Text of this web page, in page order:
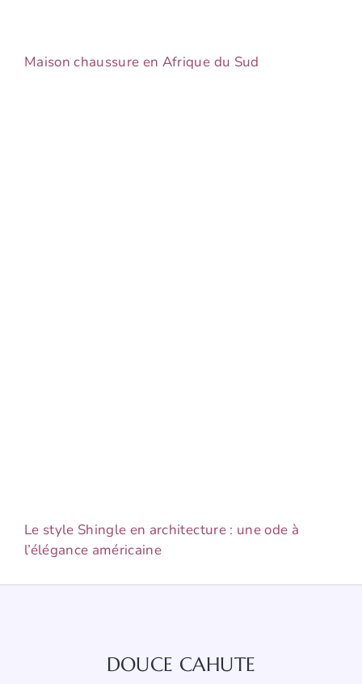
Maison chaussure en Afrique du Sud
Le style Shingle en architecture : une ode à
l’élégance américaine
DOUCE CAHUTE